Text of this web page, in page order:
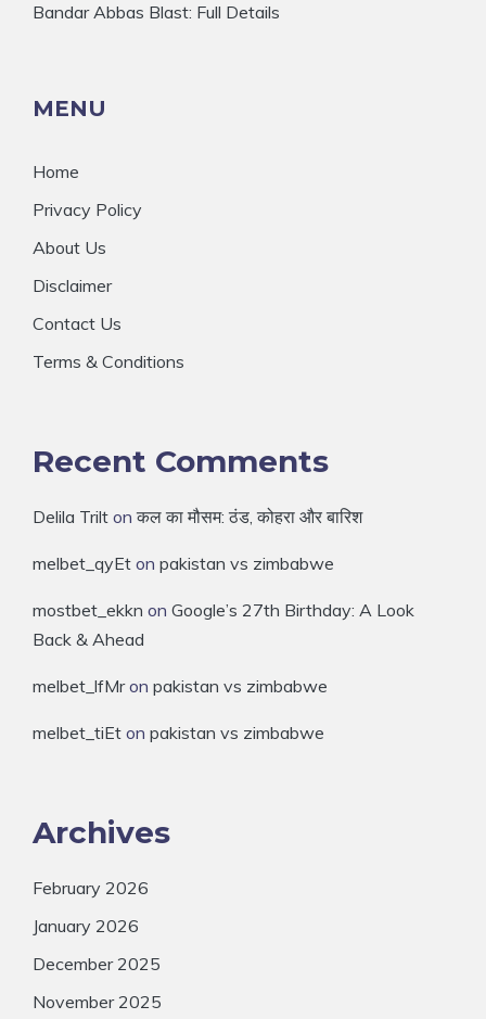
Bandar Abbas Blast: Full Details
MENU
Home
Privacy Policy
About Us
Disclaimer
Contact Us
Terms & Conditions
Recent Comments
Delila Trilt onकल का मौसम: ठंड, कोहरा और बारिश
melbet_qyEt on pakistan vs zimbabwe
mostbet_ekkn on Google’s 27th Birthday: A Look
Back & Ahead
melbet_lfMron pakistan vs zimbabwe
melbet_tiEt on pakistan vs zimbabwe
Archives
February 2026
January 2026
December 2025
November 2025